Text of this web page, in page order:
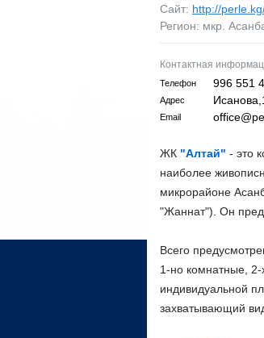
Сайт: http://
Регион: мкр.
Контактная
Телефон 996 551
Адрес
Email
ЖК "Алтай" - это
наиболее
микрорайоне
"Жаннат"). Он
Всего
1-но комнатные,
индивидуальной
захватывающий